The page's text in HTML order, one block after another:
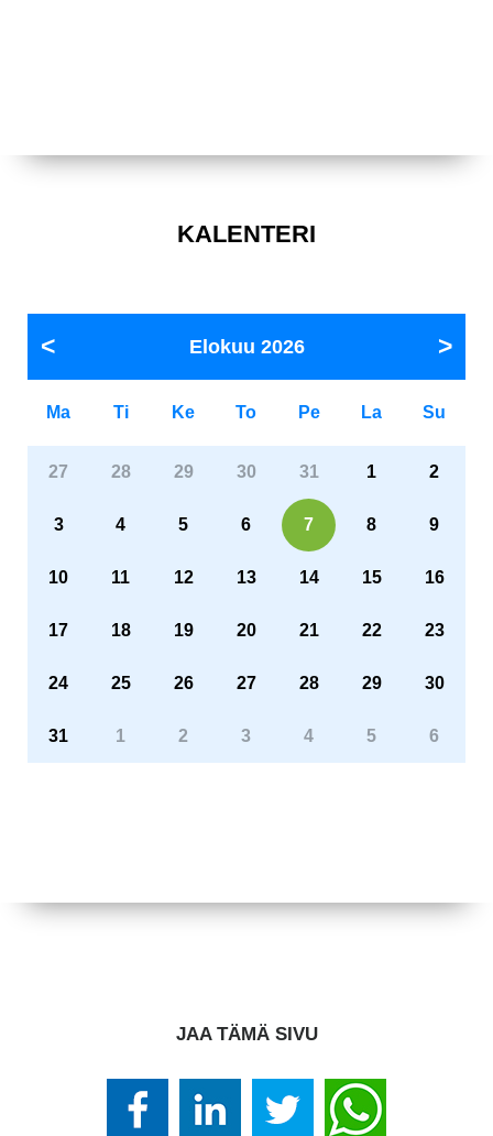
KALENTERI
Elokuu 2026
Ma Ti Ke To Pe La Su
27 28 29 30 31 1 2
3 4 5 6 7 8 9
10 11 12 13 14 15 16
17 18 19 20 21 22 23
24 25 26 27 28 29 30
31 1 2 3 4 5 6
JAA TÄMÄ SIVU